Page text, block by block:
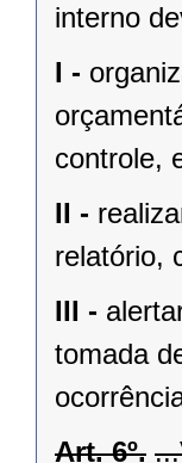
interno
I -
controle,
II -
relatório,
III -
tomada
Art. 6º.